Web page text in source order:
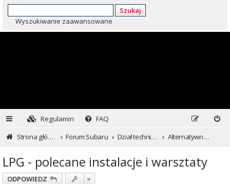
Szukaj
Wyszukiwanie zaawansowane
Regulamin
FAQ
Strona główna
Forum Subaru Dział techniczny ...czyli dla kochających inaczej Alternatywne formy zasilania
LPG - polecane instalacje i warsztaty
ODPOWIEDZ